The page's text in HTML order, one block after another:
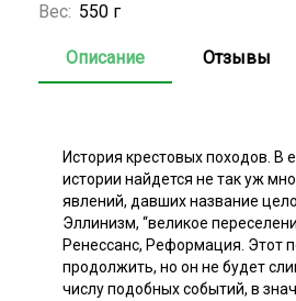
Вес: 550 г
Описание Отзывы
История крестовых походов. В
истории найдется не так уж
явлений, давших название
Эллинизм, “великое
Ренессанс, Реформация. Этот
продолжить, но он не будет
числу подобных событий, в